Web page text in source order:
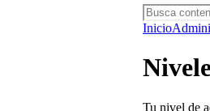
Inicio
Tu nivel de